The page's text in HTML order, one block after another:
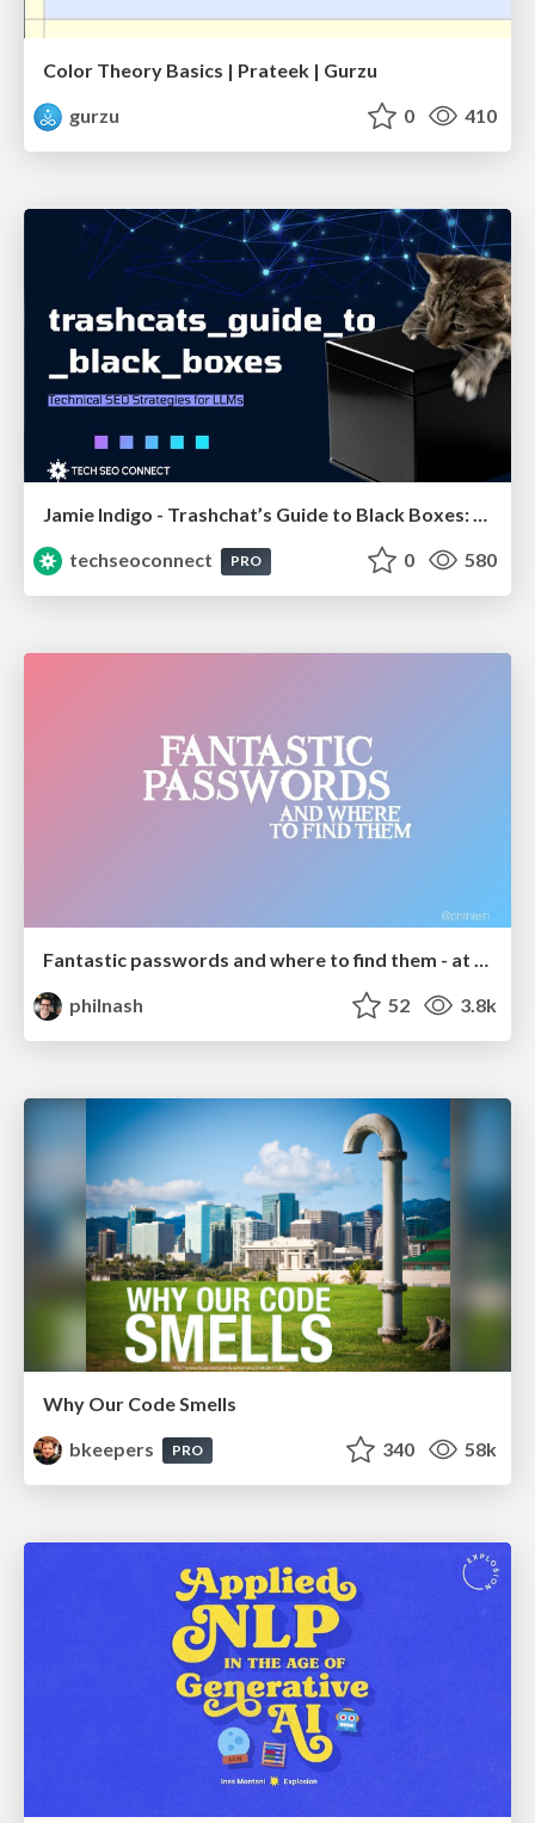
Color Theory Basics | Prateek | Gurzu
gurzu
0 410
Jamie Indigo - Trashchat’s Guide to Black Boxes: Technical SEO Tactics for LLMs
techseoconnect
PRO 0 580
Fantastic passwords and where to find them - at NoRuKo
philnash
52 3.8k
Why Our Code Smells
bkeepers
PRO 340 58k